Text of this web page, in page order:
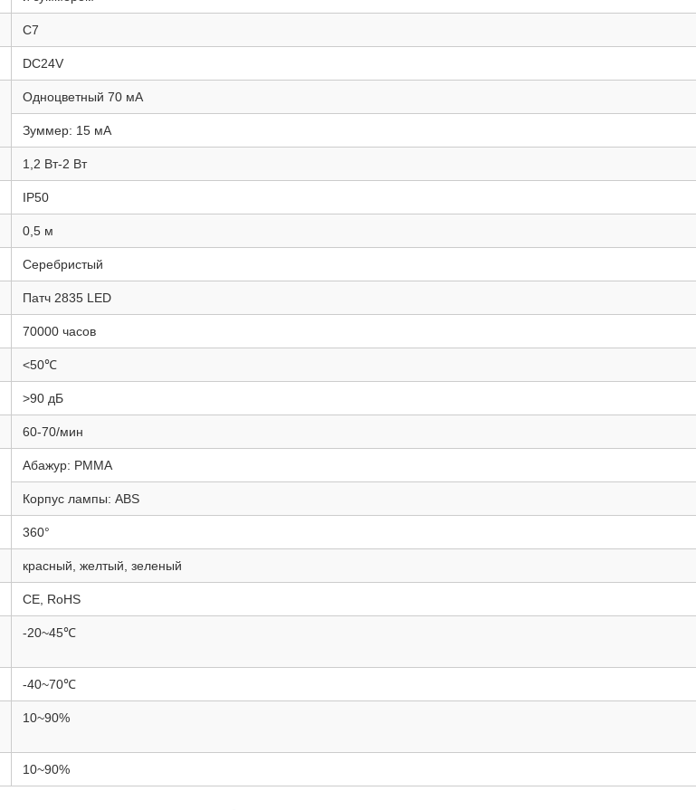
C7
DC24V
Одноцветный 70 мА
Зуммер: 15 мА
1,2 Вт-2 Вт
IP50
0,5 м
Серебристый
Патч 2835 LED
70000 часов
<50℃
>90 дБ
60-70/мин
Абажур: PMMA
Корпус лампы: ABS
360°
красный, желтый, зеленый
CE, RoHS
-20~45℃
-40~70℃
10~90%
10~90%